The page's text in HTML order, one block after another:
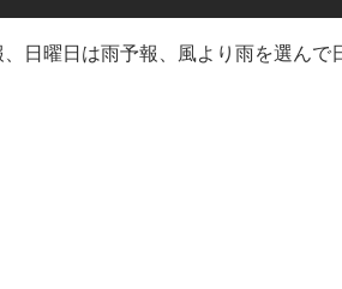
日曜日は雨予報、風より雨を選んで